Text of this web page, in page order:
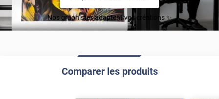
Nos graphistes adaptent vos créations ✨
Comparer les produits